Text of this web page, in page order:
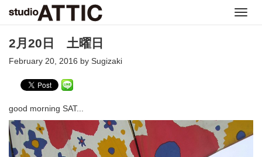
2月20日 土曜日
February 20, 2016 by Sugizaki
good morning SAT...